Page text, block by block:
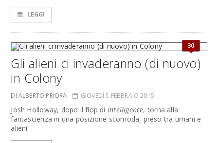
LEGGI
30
Gli alieni ci invaderanno (di nuovo)
in Colony
DI ALBERTO PRIORA GIOVEDÌ 5 FEBBRAIO 2015
Josh Holloway, dopo il flop di Intelligence, torna alla
fantascienza in una posizione scomoda, preso tra umani e
alieni